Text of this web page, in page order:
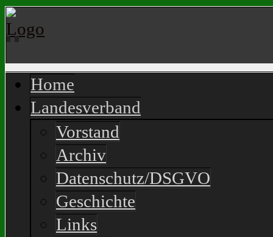
Home
Landesverband
Vorstand
Archiv
Datenschutz/DSGVO
Geschichte
Links